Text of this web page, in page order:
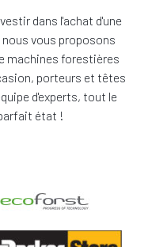
dans l'achat d'une
vous proposons
machines forestières
porteurs et têtes
d'experts, tout le
état !